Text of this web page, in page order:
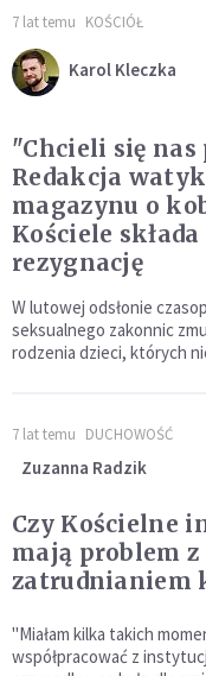
7 lat temu KOŚCIÓŁ
Karol Kleczka
"Chcieli się nas
Redakcja
magazynu o
Kościele składa
rezygnację
W lutowej odsłonie
seksualnego zakonnic
rodzenia dzieci, których
7 lat temu DUCHOWOŚĆ
Zuzanna Radzik
Czy Kościelne
mają problem z
zatrudnianiem
"Miałam kilka takich
współpracować z